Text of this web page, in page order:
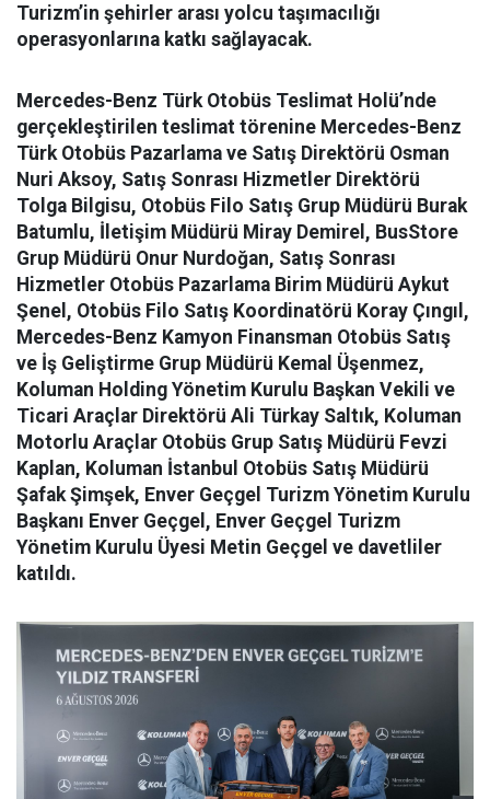
Turizm’in şehirler arası yolcu taşımacılığı
operasyonlarına katkı sağlayacak.
Mercedes-Benz Türk Otobüs Teslimat Holü’nde
gerçekleştirilen teslimat törenine Mercedes-Benz
Türk Otobüs Pazarlama ve Satış Direktörü Osman
Nuri Aksoy, Satış Sonrası Hizmetler Direktörü
Tolga Bilgisu, Otobüs Filo Satış Grup Müdürü Burak
Batumlu, İletişim Müdürü Miray Demirel, BusStore
Grup Müdürü Onur Nurdoğan, Satış Sonrası
Hizmetler Otobüs Pazarlama Birim Müdürü Aykut
Şenel, Otobüs Filo Satış Koordinatörü Koray Çıngıl,
Mercedes-Benz Kamyon Finansman Otobüs Satış
ve İş Geliştirme Grup Müdürü Kemal Üşenmez,
Koluman Holding Yönetim Kurulu Başkan Vekili ve
Ticari Araçlar Direktörü Ali Türkay Saltık, Koluman
Motorlu Araçlar Otobüs Grup Satış Müdürü Fevzi
Kaplan, Koluman İstanbul Otobüs Satış Müdürü
Şafak Şimşek, Enver Geçgel Turizm Yönetim Kurulu
Başkanı Enver Geçgel, Enver Geçgel Turizm
Yönetim Kurulu Üyesi Metin Geçgel ve davetliler
katıldı.